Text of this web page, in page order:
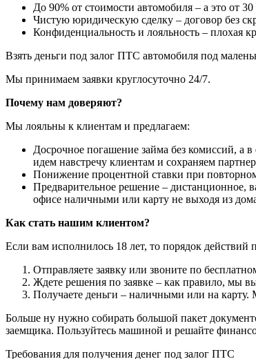
До 90% от стоимости автомобиля – а это от
Чистую юридическую сделку – договор без
Конфиденциальность и лояльность – плохая
Взять деньги под залог ПТС автомобиля под
Мы принимаем заявки круглосуточно 24/7.
Почему нам доверяют?
Мы лояльны к клиентам и предлагаем:
Досрочное погашение займа без комиссий, а
идем навстречу клиентам и сохраняем
Понижение процентной ставки при
Предварительное решение – дистанционное,
офисе наличными или карту не выходя из
Как стать нашим клиентом?
Если вам исполнилось 18 лет, то порядок действий
Отправляете заявку или звоните по
Ждете решения по заявке – как правило, мы
Получаете деньги – наличными или на карту.
Больше ну нужно собирать большой пакет
заемщика. Пользуйтесь машиной и решайте
Требования для получения денег под залог ПТС